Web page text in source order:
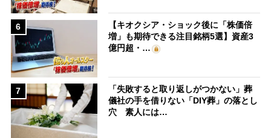
6
【キオクシア・ショック後に「株価倍
増」も期待できる注目銘柄5選】資産3
億円超・…
7
「失敗すると取り返しがつかない」葬
儀社の手を借りない「DIY葬」の落とし
穴 素人には…